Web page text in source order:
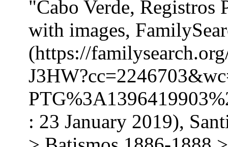
"Cabo Verde, Registros
with images,
(https://
: 23 January 2019),